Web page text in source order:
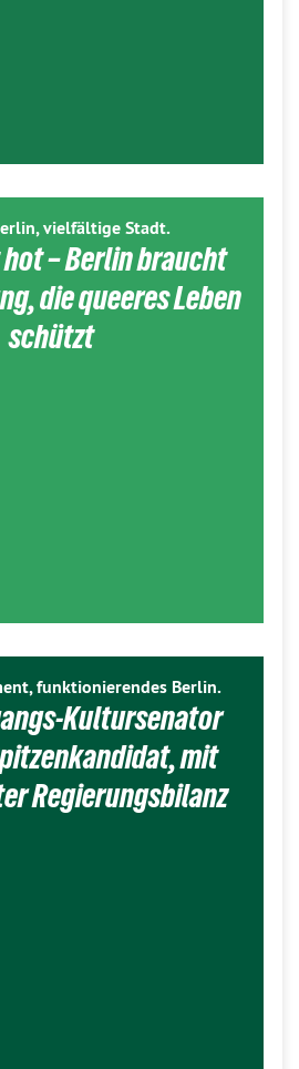
vielfältige Stadt.
– Berlin braucht
die queeres Leben
schützt
funktionierendes Berlin.
Kultursenator
mit
Regierungsbilanz